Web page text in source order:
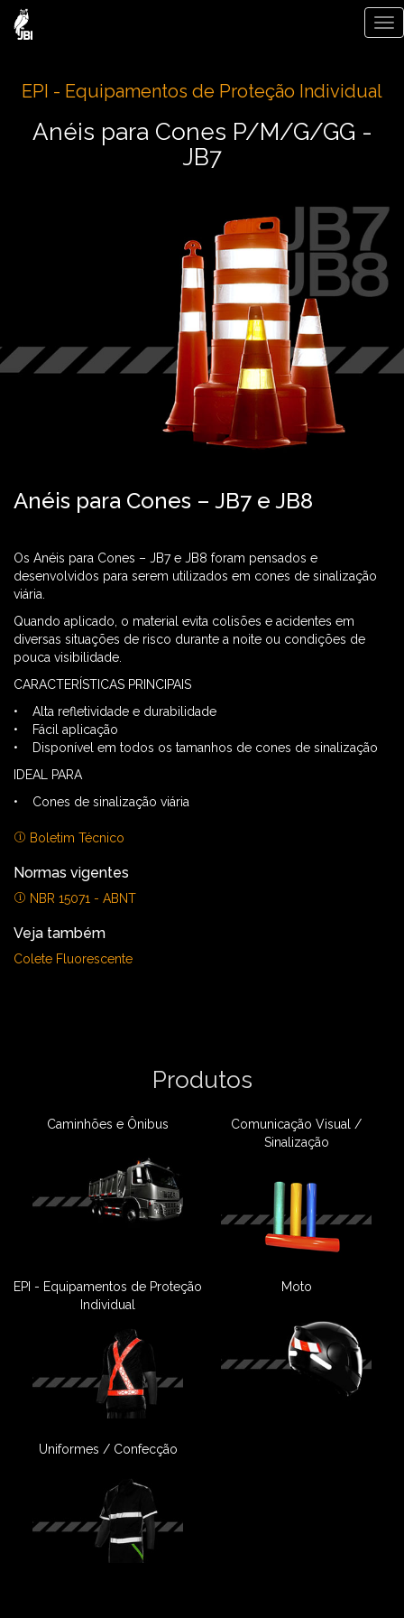
EPI - Equipamentos de Proteção Individual
Anéis para Cones P/M/G/GG -
JB7
Anéis para Cones – JB7 e JB8
Os Anéis para Cones – JB7 e JB8 foram pensados e
desenvolvidos para serem utilizados em cones de sinalização
viária.
Quando aplicado, o material evita colisões e acidentes em
diversas situações de risco durante a noite ou condições de
pouca visibilidade.
CARACTERÍSTICAS PRINCIPAIS
• Alta refletividade e durabilidade
• Fácil aplicação
• Disponível em todos os tamanhos de cones de sinalização
IDEAL PARA
• Cones de sinalização viária
Boletim Técnico
Normas vigentes
NBR 15071 - ABNT
Veja também
Colete Fluorescente
Produtos
Caminhões e Ônibus
Comunicação Visual /
Sinalização
EPI - Equipamentos de Proteção
Individual
Moto
Uniformes / Confecção